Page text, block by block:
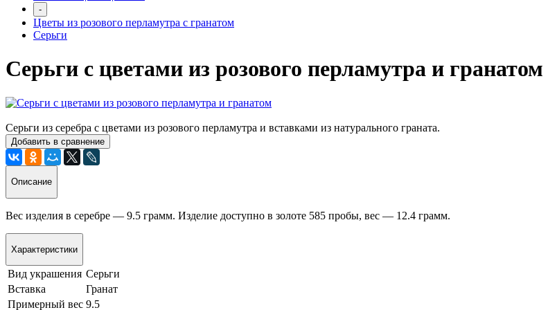
-
Цветы из розового перламутра с гранатом
Серьги
Серьги с цветами из розового перламутра и гранатом
Серьги из серебра с цветами из розового перламутра и вставками из натурального граната.
Добавить в сравнение
Описание
Вес изделия в серебре — 9.5 грамм. Изделие доступно в золоте 585 пробы, вес — 12.4 грамм.
Характеристики
Вид украшения Серьги
Вставка
Гранат
Примерный вес 9.5